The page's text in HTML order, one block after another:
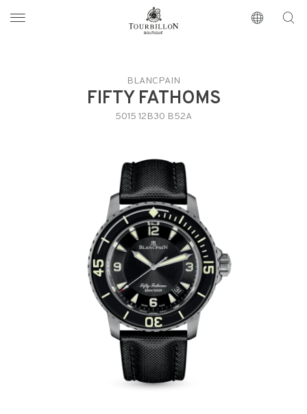
https://www.tourbillon.com/index.php/de
BLANCPAIN
FIFTY FATHOMS
5015 12B30 B52A